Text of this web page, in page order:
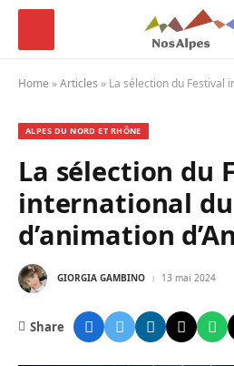
Home »Articles » La sélection du Festival
ALPES DU NORD ET RHÔNE
La sélection du
international
d’animation
GIORGIA GAMBINO 13 mai 2024
Share